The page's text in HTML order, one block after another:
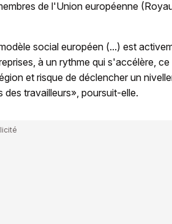
de l'Union européenne
social européen (...) est
à un rythme qui s'accélère, ce
et risque de déclencher un
des travailleurs», poursuit-elle.